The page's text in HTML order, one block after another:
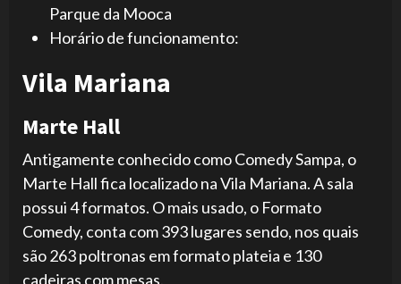
Parque da Mooca
Horário de funcionamento:
Vila Mariana
Marte Hall
Antigamente conhecido como Comedy Sampa, o
Marte Hall fica localizado na Vila Mariana. A sala
possui 4 formatos. O mais usado, o Formato
Comedy, conta com 393 lugares sendo, nos quais
são 263 poltronas em formato plateia e 130
cadeiras com mesas.